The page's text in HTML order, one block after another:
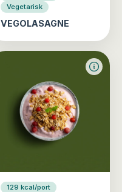
Vegetarisk
VEGOLASAGNE
129 kcal/port